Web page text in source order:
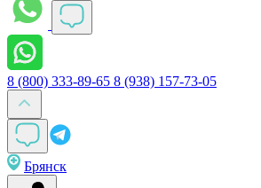
8 (800) 333-89-65 8 (938) 157-73-05
Брянск